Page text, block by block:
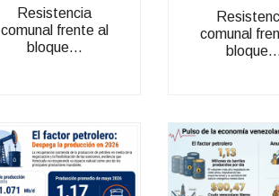
Resistencia
comunal frente al
bloque...
comunal